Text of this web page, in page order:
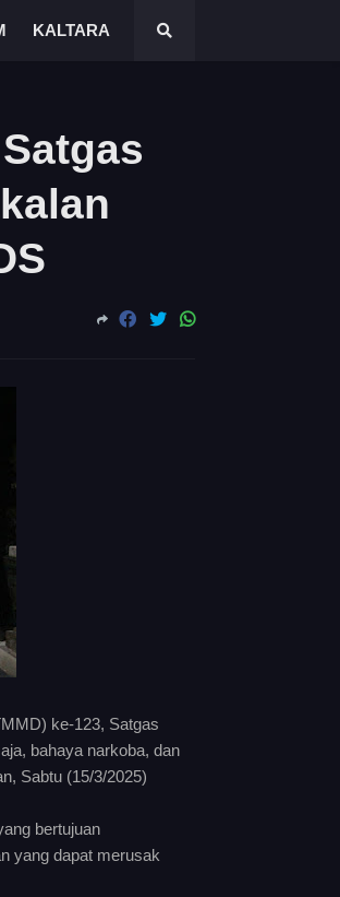
KALTARA
ke-123, Satgas
bahaya narkoba, dan
Sabtu (15/3/2025)
bertujuan
yang dapat merusak